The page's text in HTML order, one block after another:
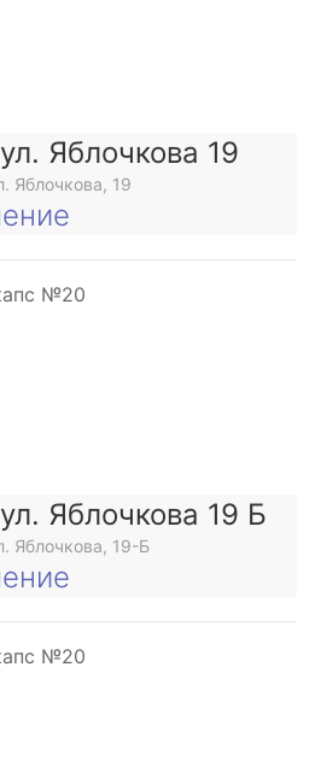
Яблочкова 19
Яблочкова, 19
№20
Яблочкова 19 Б
Яблочкова, 19-Б
№20